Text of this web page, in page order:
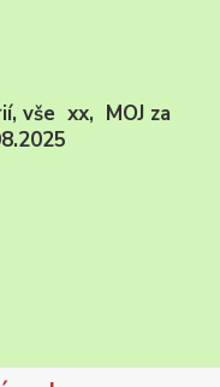
vše xx, MOJ za